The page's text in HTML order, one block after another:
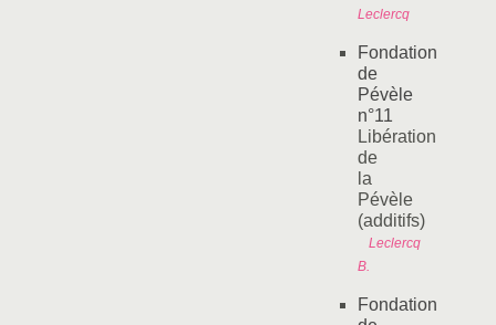
Leclercq
Fondation
de
Pévèle
n°11
Libération
de
la
Pévèle
(additifs)
Leclercq
B.
Fondation